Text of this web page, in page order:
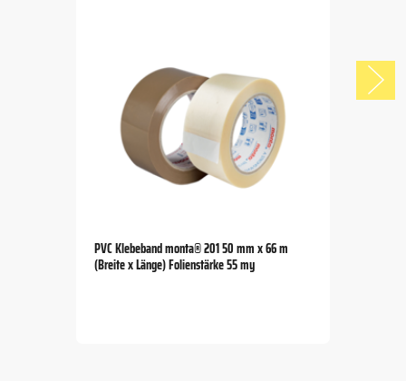
PVC Klebeband monta® 201 50 mm x 66 m
(Breite x Länge) Folienstärke 55 my